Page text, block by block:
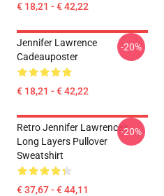
€ 18,21 - € 42,22
Jennifer Lawrence
Cadeauposter
€ 18,21 - € 42,22
-20%
Retro Jennifer Lawrence's
Long Layers Pullover
Sweatshirt
€ 37,67 - € 44,11
-20%